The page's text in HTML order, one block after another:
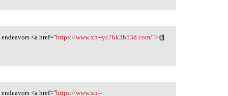
<a href="https://www.xn--yc7bk3b53d.com/">캡
<a href="https://www.xn--